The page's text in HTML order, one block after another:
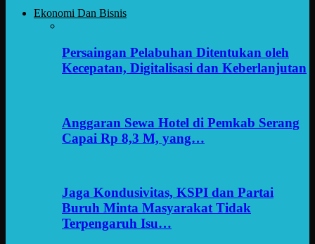
Ekonomi Dan Bisnis
Persaingan Pelabuhan Ditentukan oleh
Kecepatan, Digitalisasi dan Keberlanjutan
Anggaran Sewa Hotel di Pemkab Serang
Capai Rp 8,3 M, yang…
Jaga Kondusivitas, KSPI dan Partai
Buruh Minta Masyarakat Tidak
Terpengaruh Isu…